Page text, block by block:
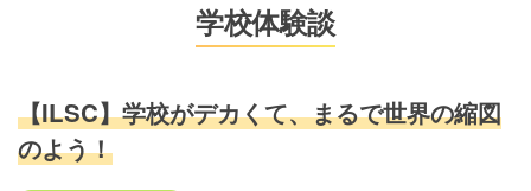
学校体験談
【ILSC】学校がデカくて、まるで世界の縮図
のよう！